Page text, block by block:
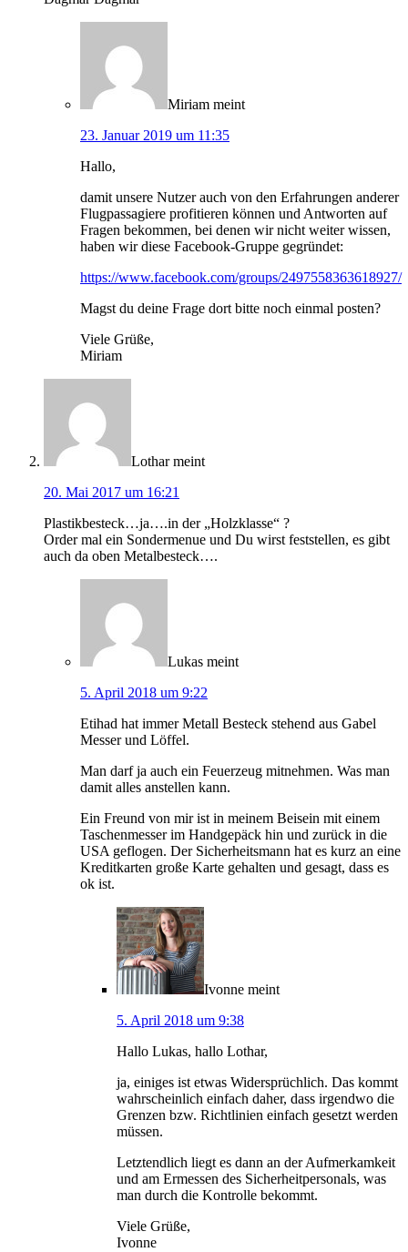
Miriam meint
23. Januar 2019 um 11:35
Hallo,
damit unsere Nutzer auch von den Erfahrungen anderer
Flugpassagiere profitieren können und Antworten auf
Fragen bekommen, bei denen wir nicht weiter wissen,
haben wir diese Facebook-Gruppe gegründet:
https://www.facebook.com/groups/2497558363618927/
Magst du deine Frage dort bitte noch einmal posten?
Viele Grüße,
Miriam
Lothar meint
20. Mai 2017 um 16:21
Plastikbesteck…ja….in der „Holzklasse“ ?
Order mal ein Sondermenue und Du wirst feststellen, es gibt
auch da oben Metalbesteck….
Lukas meint
5. April 2018 um 9:22
Etihad hat immer Metall Besteck stehend aus Gabel
Messer und Löffel.
Man darf ja auch ein Feuerzeug mitnehmen. Was man
damit alles anstellen kann.
Ein Freund von mir ist in meinem Beisein mit einem
Taschenmesser im Handgepäck hin und zurück in die
USA geflogen. Der Sicherheitsmann hat es kurz an eine
Kreditkarten große Karte gehalten und gesagt, dass es
ok ist.
Ivonne meint
5. April 2018 um 9:38
Hallo Lukas, hallo Lothar,
ja, einiges ist etwas Widersprüchlich. Das kommt
wahrscheinlich einfach daher, dass irgendwo die
Grenzen bzw. Richtlinien einfach gesetzt werden
müssen.
Letztendlich liegt es dann an der Aufmerkamkeit
und am Ermessen des Sicherheitpersonals, was
man durch die Kontrolle bekommt.
Viele Grüße,
Ivonne